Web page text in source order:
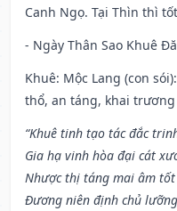
Canh Ngọ. Tại Thìn thì
- Ngày Thân Sao Khuê
Khuê: Mộc Lang (con
thổ, an táng, khai
“Khuê tinh tạo tác đắc
Gia hạ vinh hòa đại cát
Nhược thị táng mai âm
Đương niên định chủ